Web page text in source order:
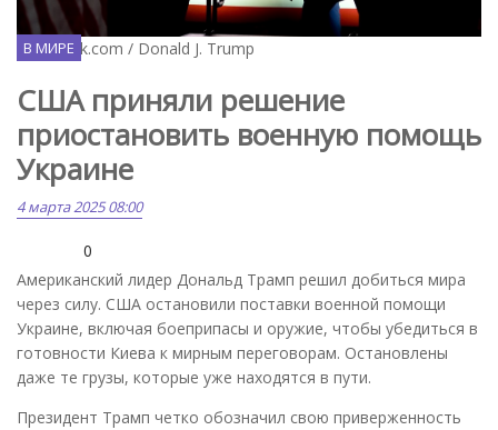
Facebook.com / Donald J. Trump
В МИРЕ
США приняли решение
приостановить военную помощь
Украине
4 марта 2025 08:00
0
Американский лидер Дональд Трамп решил добиться мира
через силу. США остановили поставки военной помощи
Украине, включая боеприпасы и оружие, чтобы убедиться в
готовности Киева к мирным переговорам. Остановлены
даже те грузы, которые уже находятся в пути.
Президент Трамп четко обозначил свою приверженность